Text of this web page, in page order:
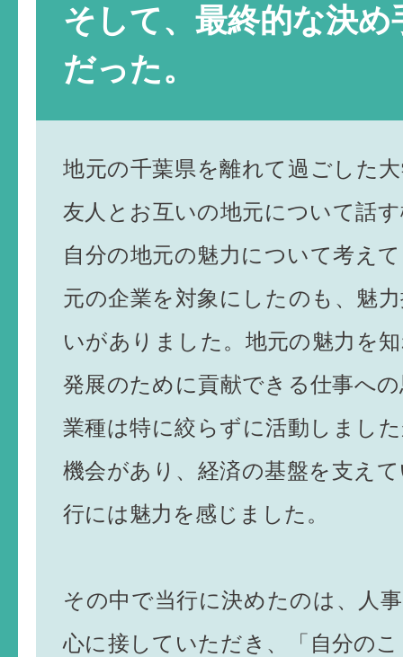
そして、最終的な決め
だった。
地元の千葉県を離れて過ごした
友人とお互いの地元について話
自分の地元の魅力について考え
元の企業を対象にしたのも、魅
いがありました。地元の魅力を
発展のために貢献できる仕事へ
業種は特に絞らずに活動しまし
機会があり、経済の基盤を支え
行には魅力を感じました。
その中で当行に決めたのは、人
心に接していただき、「自分の